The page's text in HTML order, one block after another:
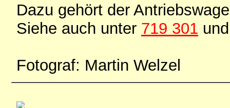
Dazu gehört der
Siehe auch unter 719 301
Fotograf: Martin Welzel